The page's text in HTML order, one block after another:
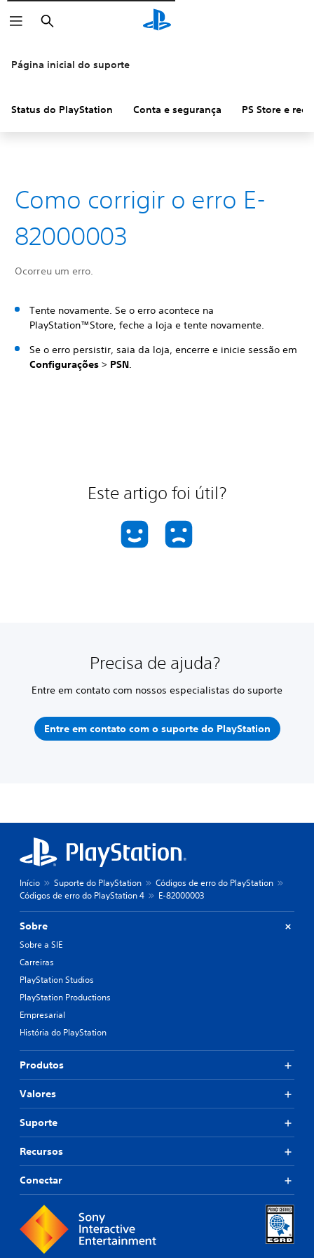
Pesquisar
Página inicial do suporte
Status do PlayStation Conta e segurança PS Store e
Como corrigir o erro E-
82000003
Ocorreu um erro.
Tente novamente. Se o erro acontece na
PlayStation™Store, feche a loja e tente novamente.
Se o erro persistir, saia da loja, encerre e inicie sessão em
Configurações > PSN.
Este artigo foi útil?
Precisa de ajuda?
Entre em contato com nossos especialistas do suporte
Entre em contato com o suporte do PlayStation
Início Suporte do PlayStation
Códigos de erro do PlayStation
Códigos de erro do PlayStation 4
E-82000003
Sobre
Sobre a SIE
Carreiras
PlayStation Studios
PlayStation Productions
Empresarial
História do PlayStation
Produtos
Valores
Suporte
Recursos
Conectar